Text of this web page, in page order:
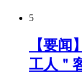
5
【要
工人＂